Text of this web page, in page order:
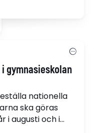
lyckas i högre
reformen har
undervisning, som
gymnasieskolan
nationella
ska göras
i augusti och i